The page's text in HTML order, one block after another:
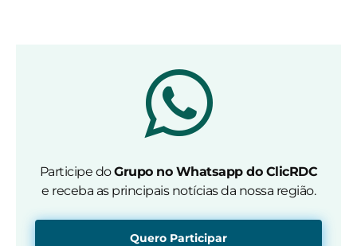
Participe doGrupo no Whatsapp do ClicRDC
e receba as principais notícias da nossa região.
Quero Participar